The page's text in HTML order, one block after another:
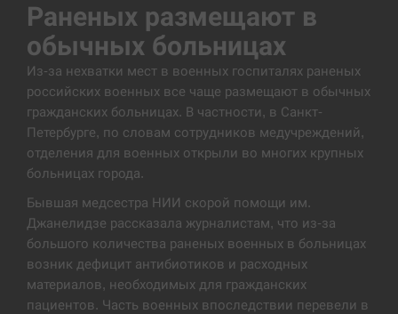
12:10
У США зафіксували рекордний спалах
циклоспорозу, захворіли понад 10 тисяч…
СЕРПЕНЬ
11:53
Под огнем “Эпицентр”, ROZETKA и “Новая
почта”: что известно об…
СЕРПЕНЬ
11:40
У зоопарку Токіо через спеку загинули три
левиці
СЕРПЕНЬ
Раненых размещают в
обычных больницах
Из-за нехватки мест в военных госпиталях раненых
российских военных все чаще размещают в обычных
гражданских больницах. В частности, в Санкт-
Петербурге, по словам сотрудников медучреждений,
отделения для военных открыли во многих крупных
больницах города.
Бывшая медсестра НИИ скорой помощи им.
Джанелидзе рассказала журналистам, что из-за
большого количества раненых военных в больницах
возник дефицит антибиотиков и расходных
материалов, необходимых для гражданских
пациентов. Часть военных впоследствии перевели в